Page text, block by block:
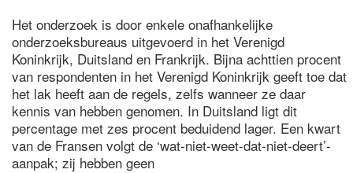
Het onderzoek is door enkele onafhankelijke
onderzoeksbureaus uitgevoerd in het Verenigd
Koninkrijk, Duitsland en Frankrijk. Bijna achttien procent
van respondenten in het Verenigd Koninkrijk geeft toe dat
het lak heeft aan de regels, zelfs wanneer ze daar
kennis van hebben genomen. In Duitsland ligt dit
percentage met zes procent beduidend lager. Een kwart
van de Fransen volgt de ‘wat-niet-weet-dat-niet-deert’-
aanpak; zij hebben geen